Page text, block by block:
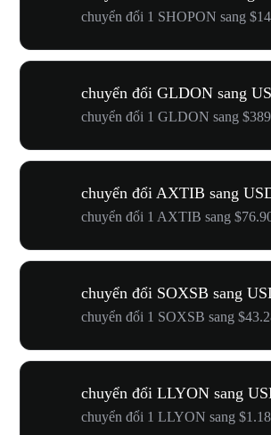
chuyển đổi 1 SHOPON sang
chuyển đổi GLDON sang
chuyển đổi 1 GLDON sang
chuyển đổi AXTIB sang
chuyển đổi 1 AXTIB sang
chuyển đổi SOXSB sang
chuyển đổi 1 SOXSB sang
chuyển đổi LLYON sang
chuyển đổi 1 LLYON sang